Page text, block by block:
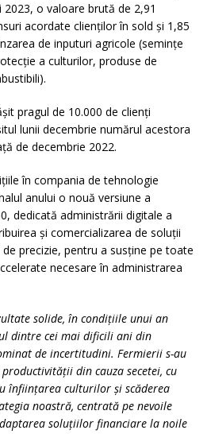
o valoare brută de 2,91
acordate clienților în sold și 1,85
de inputuri agricole (semințe
a culturilor, produse de
pragul de 10.000 de clienți
lunii decembrie numărul acestora
de decembrie 2022.
în compania de tehnologie
anului o nouă versiune a
dedicată administrării digitale a
și comercializarea de soluții
precizie, pentru a susține pe toate
necesare în administrarea
solide, în condițiile unui an
dintre cei mai dificili ani din
de incertitudini. Fermierii s-au
din cauza secetei, cu
înființarea culturilor și scăderea
noastră, centrată pe nevoile
soluțiilor financiare la noile